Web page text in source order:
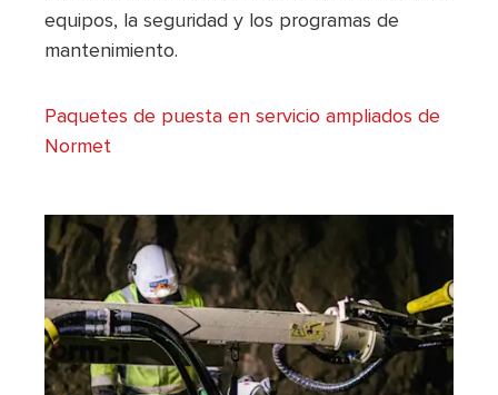
equipos, la seguridad y los programas de
mantenimiento.
Paquetes de puesta en servicio ampliados de
Normet